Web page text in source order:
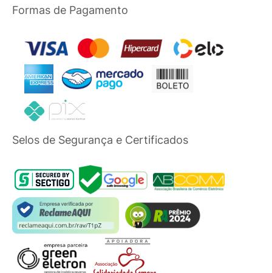
Formas de Pagamento
Selos de Segurança e Certificados